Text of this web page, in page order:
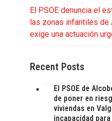
El PSOE denuncia el
las zonas infantiles de
exige una actuación
Recent Posts
El PSOE de
de poner en
viviendas en
incapacidad